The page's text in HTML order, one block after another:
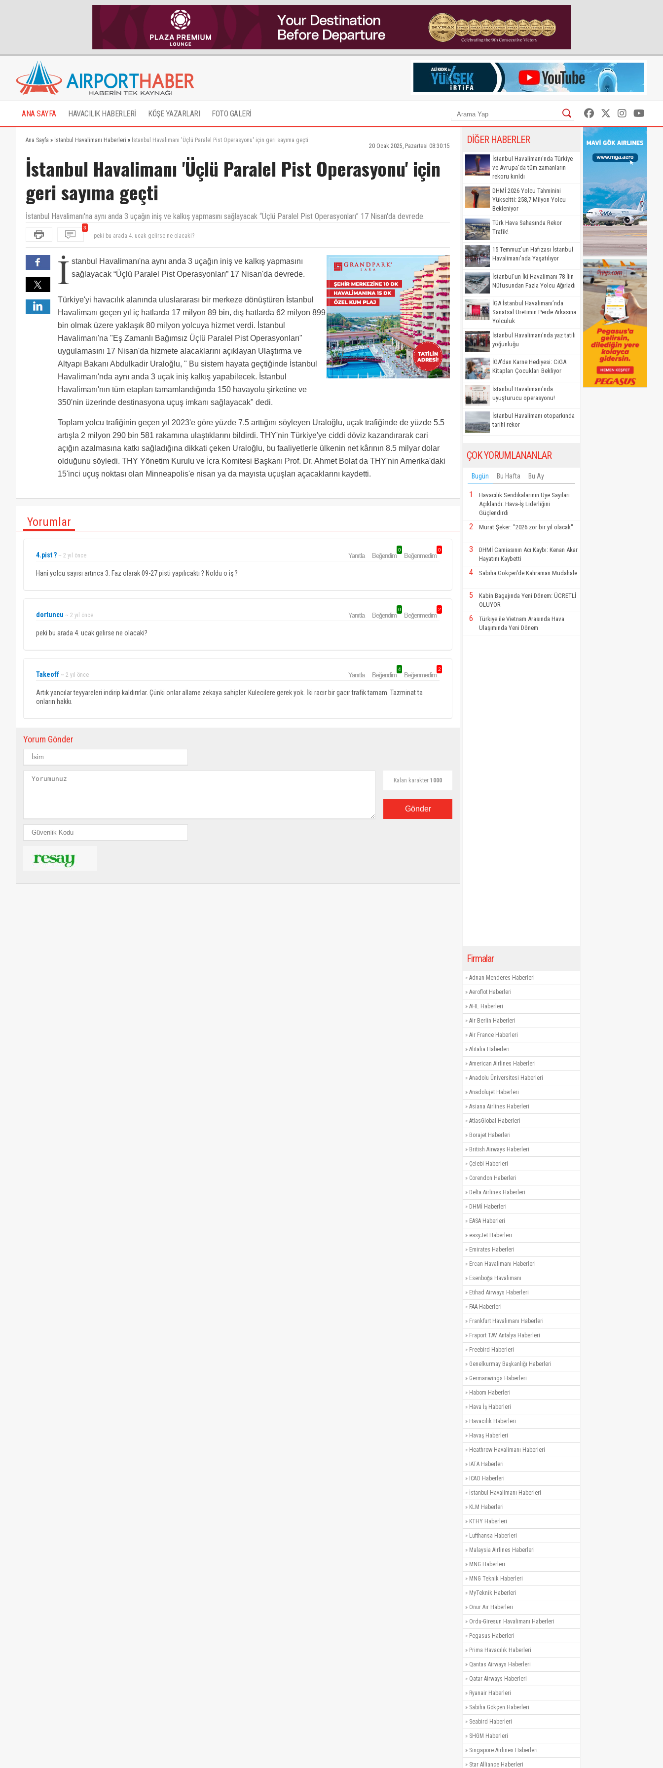
ANA SAYFA HAVACILIK HABERLERİ KÖŞE YAZARLARI FOTO GALERİ
Ana Sayfa » İstanbul Havalimanı Haberleri » İstanbul Havalimanı 'Üçlü Paralel Pist Operasyonu' için geri sayıma geçti
20 Ocak 2025, Pazartesi 08:30:15
İstanbul Havalimanı 'Üçlü Paralel Pist Operasyonu' için
geri sayıma geçti
İstanbul Havalimanı'na aynı anda 3 uçağın iniş ve kalkış yapmasını sağlayacak “Üçlü Paralel Pist Operasyonları” 17 Nisan'da devrede.
3
Artık yancılar teyyareleri indirip kaldırırlar. Çünki onlar allame zekaya sahipler. Kulecilere gerek yok. İki racır bir gacır trafik tamam. Tazminat
İ stanbul Havalimanı'na aynı anda 3 uçağın iniş ve kalkış yapmasını
sağlayacak “Üçlü Paralel Pist Operasyonları” 17 Nisan'da devrede.
Türkiye'yi havacılık alanında uluslararası bir merkeze dönüştüren İstanbul
Havalimanı geçen yıl iç hatlarda 17 milyon 89 bin, dış hatlarda 62 milyon 899
bin olmak üzere yaklaşık 80 milyon yolcuya hizmet verdi. İstanbul
Havalimanı'na "Eş Zamanlı Bağımsız Üçlü Paralel Pist Operasyonları"
uygulamasını 17 Nisan'da hizmete alacaklarını açıklayan Ulaştırma ve
Altyapı Bakanı Abdulkadir Uraloğlu, " Bu sistem hayata geçtiğinde İstanbul
Havalimanı'nda aynı anda 3 uçak iniş kalkış yapabilecek. İstanbul
Havalimanı'nın tüm etapları tamamlandığında 150 havayolu şirketine ve
350'nin üzerinde destinasyona uçuş imkanı sağlayacak" dedi.
Toplam yolcu trafiğinin geçen yıl 2023'e göre yüzde 7.5 arttığını söyleyen Uraloğlu, uçak trafiğinde de yüzde 5.5
artışla 2 milyon 290 bin 581 rakamına ulaştıklarını bildirdi. THY'nin Türkiye'ye ciddi döviz kazandırarak cari
açığın azalmasına katkı sağladığına dikkati çeken Uraloğlu, bu faaliyetlerle ülkenin net kârının 8.5 milyar dolar
olduğunu söyledi. THY Yönetim Kurulu ve İcra Komitesi Başkanı Prof. Dr. Ahmet Bolat da THY'nin Amerika'daki
15'inci uçuş noktası olan Minneapolis'e nisan ya da mayısta uçuşları açacaklarını kaydetti.
Yorumlar
4.pist ? ~ 2 yıl önce Yanıtla Beğendim
0
Beğenmedim
0
Hani yolcu sayısı artınca 3. Faz olarak 09-27 pisti yapılıcaktı ? Noldu o iş ?
dortuncu ~ 2 yıl önce Yanıtla Beğendim
0
Beğenmedim
2
peki bu arada 4. ucak gelirse ne olacaki?
Takeoff ~ 2 yıl önce Yanıtla Beğendim
4
Beğenmedim
2
Artık yancılar teyyareleri indirip kaldırırlar. Çünki onlar allame zekaya sahipler. Kulecilere gerek yok. İki racır bir gacır trafik tamam. Tazminat ta
onların hakkı.
Yorum Gönder
Kalan karakter 1000
Gönder
DİĞER HABERLER
İstanbul Havalimanı'nda Türkiye
ve Avrupa'da tüm zamanların
rekoru kırıldı
DHMİ 2026 Yolcu Tahminini
Yükseltti: 258,7 Milyon Yolcu
Bekleniyor
Türk Hava Sahasında Rekor
Trafik!
15 Temmuz'un Hafızası İstanbul
Havalimanı'nda Yaşatılıyor
İstanbul'un İki Havalimanı 78 İlin
Nüfusundan Fazla Yolcu Ağırladı
İGA İstanbul Havalimanı’nda
Sanatsal Üretimin Perde Arkasına
Yolculuk
İstanbul Havalimanı'nda yaz tatili
yoğunluğu
İGA'dan Karne Hediyesi: CiGA
Kitapları Çocukları Bekliyor
İstanbul Havalimanı'nda
uyuşturucu operasyonu!
İstanbul Havalimanı otoparkında
tarihi rekor
ÇOK YORUMLANANLAR
Bugün Bu Hafta Bu Ay
1
Havacılık Sendikalarının Üye Sayıları
Açıklandı: Hava-İş Liderliğini
Güçlendirdi
2 Murat Şeker: "2026 zor bir yıl olacak"
3
DHMİ Camiasının Acı Kaybı: Kenan Akar
Hayatını Kaybetti
4 Sabiha Gökçen'de Kahraman Müdahale
5
Kabin Bagajında Yeni Dönem: ÜCRETLİ
OLUYOR
6
Türkiye ile Vietnam Arasında Hava
Ulaşımında Yeni Dönem
Firmalar
» Adnan Menderes Haberleri
» Aeroflot Haberleri
» AHL Haberleri
» Air Berlin Haberleri
» Air France Haberleri
» Alitalia Haberleri
» American Airlines Haberleri
» Anadolu Üniversitesi Haberleri
» Anadolujet Haberleri
» Asiana Airlines Haberleri
» AtlasGlobal Haberleri
» Borajet Haberleri
» British Airways Haberleri
» Çelebi Haberleri
» Corendon Haberleri
» Delta Airlines Haberleri
» DHMİ Haberleri
» EASA Haberleri
» easyJet Haberleri
» Emirates Haberleri
» Ercan Havalimanı Haberleri
» Esenboğa Havalimanı
» Etihad Airways Haberleri
» FAA Haberleri
» Frankfurt Havalimanı Haberleri
» Fraport TAV Antalya Haberleri
» Freebird Haberleri
» Genelkurmay Başkanlığı Haberleri
» Germanwings Haberleri
» Habom Haberleri
» Hava İş Haberleri
» Havacılık Haberleri
» Havaş Haberleri
» Heathrow Havalimanı Haberleri
» IATA Haberleri
» ICAO Haberleri
» İstanbul Havalimanı Haberleri
» KLM Haberleri
» KTHY Haberleri
» Lufthansa Haberleri
» Malaysia Airlines Haberleri
» MNG Haberleri
» MNG Teknik Haberleri
» MyTeknik Haberleri
» Onur Air Haberleri
» Ordu-Giresun Havalimanı Haberleri
» Pegasus Haberleri
» Prima Havacılık Haberleri
» Qantas Airways Haberleri
» Qatar Airways Haberleri
» Ryanair Haberleri
» Sabiha Gökçen Haberleri
» Seabird Haberleri
» SHGM Haberleri
» Singapore Airlines Haberleri
» Star Alliance Haberleri